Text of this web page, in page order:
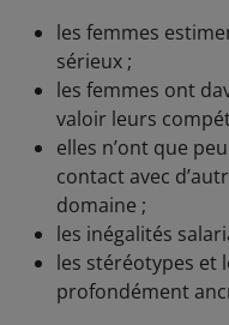
les femmes
sérieux ;
les femmes ont
valoir leurs
elles n’ont que
contact avec
domaine ;
les inégalités
les stéréotypes et
profondément